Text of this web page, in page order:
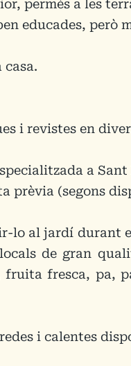
permès a les
educades, però
i revistes en
a Sant
prèvia (segons
lo al jardí
de gran
fresca, pa,
i calentes